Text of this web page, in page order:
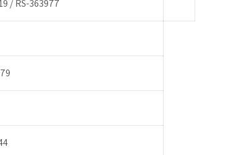
/ RS-363977